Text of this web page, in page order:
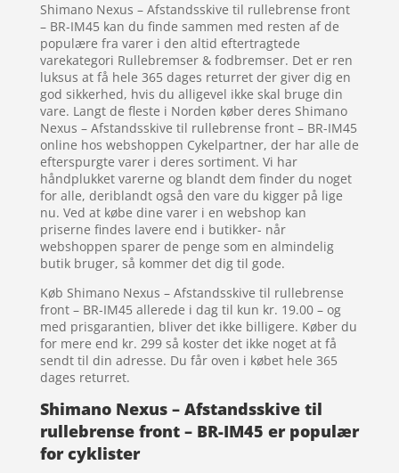
Shimano Nexus – Afstandsskive til rullebrense front
– BR-IM45 kan du finde sammen med resten af de
populære fra varer i den altid eftertragtede
varekategori Rullebremser & fodbremser. Det er ren
luksus at få hele 365 dages returret der giver dig en
god sikkerhed, hvis du alligevel ikke skal bruge din
vare. Langt de fleste i Norden køber deres Shimano
Nexus – Afstandsskive til rullebrense front – BR-IM45
online hos webshoppen Cykelpartner, der har alle de
efterspurgte varer i deres sortiment. Vi har
håndplukket varerne og blandt dem finder du noget
for alle, deriblandt også den vare du kigger på lige
nu. Ved at købe dine varer i en webshop kan
priserne findes lavere end i butikker- når
webshoppen sparer de penge som en almindelig
butik bruger, så kommer det dig til gode.
Køb Shimano Nexus – Afstandsskive til rullebrense
front – BR-IM45 allerede i dag til kun kr. 19.00 – og
med prisgarantien, bliver det ikke billigere. Køber du
for mere end kr. 299 så koster det ikke noget at få
sendt til din adresse. Du får oven i købet hele 365
dages returret.
Shimano Nexus – Afstandsskive til
rullebrense front – BR-IM45 er populær
for cyklister